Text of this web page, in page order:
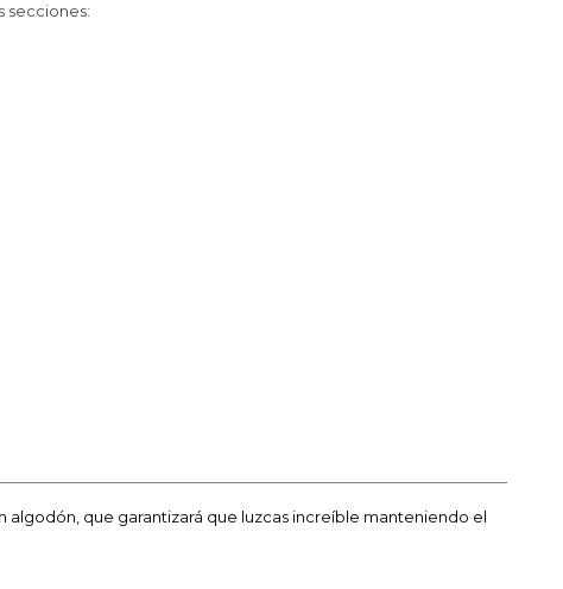
secciones:
algodón, que garantizará que luzcas increíble manteniendo el